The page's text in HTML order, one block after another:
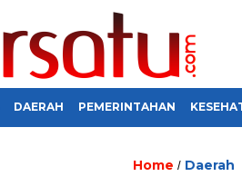
DAERAH PEMERINTAHAN
Home / Daerah